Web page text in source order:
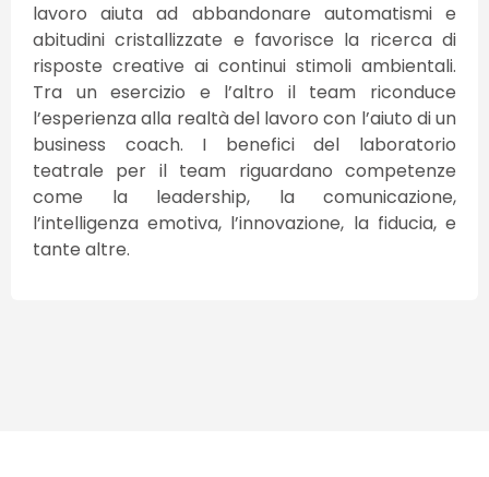
lavoro aiuta ad abbandonare automatismi e
abitudini cristallizzate e favorisce la ricerca di
risposte creative ai continui stimoli ambientali.
Tra un esercizio e l’altro il team riconduce
l’esperienza alla realtà del lavoro con l’aiuto di un
business coach. I benefici del laboratorio
teatrale per il team riguardano competenze
come la leadership, la comunicazione,
l’intelligenza emotiva, l’innovazione, la fiducia, e
tante altre.